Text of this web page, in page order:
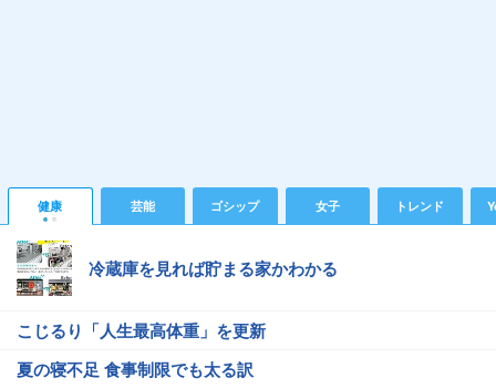
健康 芸能 ゴシップ 女子 トレンド
冷蔵庫を見れば貯まる家かわかる
こじるり「人生最高体重」を更新
夏の寝不足 食事制限でも太る訳